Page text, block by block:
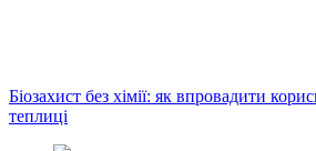
Біозахист без хімії: як впровадити
теплиці